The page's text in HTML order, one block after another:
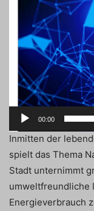
Player
00:00
Inmitten der
spielt das Thema
Stadt unternimmt
umweltfreundliche
Energieverbrauch